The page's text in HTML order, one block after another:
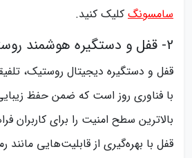
سامسونگ کلیک کنید.
2- قفل و دستگیره هوشمند روستیک
قفل و دستگیره دیجیتال روستیک،
با فناوری روز است که ضمن حفظ
بالاترین سطح امنیت را برای کاربران